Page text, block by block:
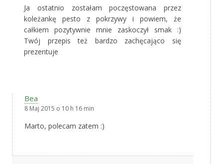
Ja ostatnio zostałam poczęstowana przez
koleżankę pesto z pokrzywy i powiem, że
całkiem pozytywnie mnie zaskoczył smak :)
Twój przepis też bardzo zachęcająco się
prezentuje
Bea
8 Maj 2015 o 10 h 16 min
Marto, polecam zatem :)